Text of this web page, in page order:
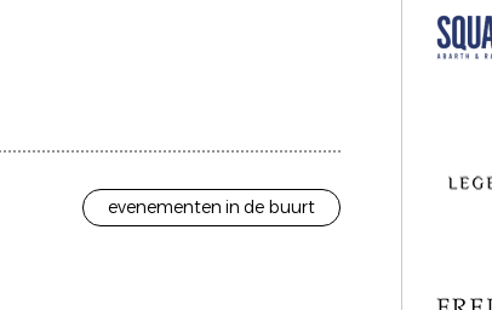
evenementen in de buurt